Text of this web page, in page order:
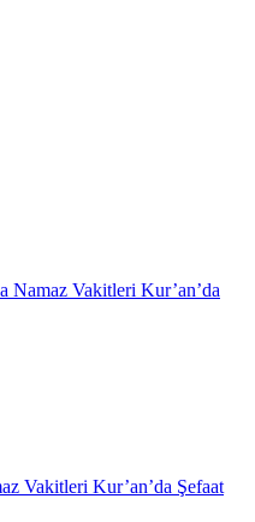
Namaz Vakitleri Kur’an’da
Vakitleri Kur’an’da Şefaat